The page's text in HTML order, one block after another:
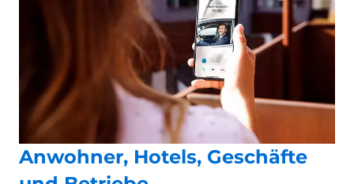
Anwohner, Hotels, Geschäfte